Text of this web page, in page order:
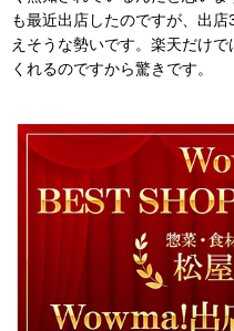
も最近出店したのですが、出
えそうな勢いです。楽天だけ
くれるのですから驚きです。